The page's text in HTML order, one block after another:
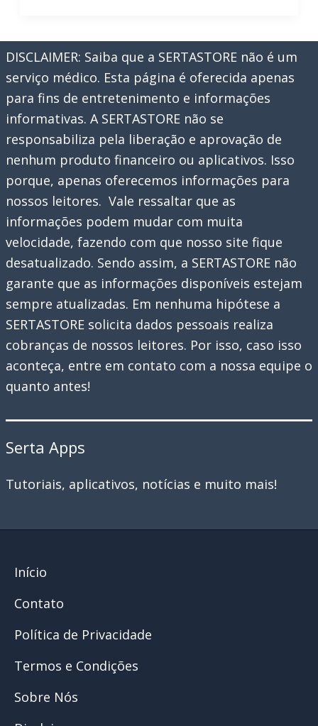
aprenda
a
recuperar
seus
dados
direto
no
celular
DISCLAIMER: Saiba que a SERTASTORE não é um
serviço médico. Esta página é oferecida apenas
para fins de entretenimento e informações
informativas. A SERTASTORE não se
responsabiliza pela liberação e aprovação de
nenhum produto financeiro ou aplicativos. Isso
porque, apenas oferecemos informações para
nossos leitores. Vale ressaltar que as
informações podem mudar com muita
velocidade, fazendo com que nosso site fique
desatualizado. Sendo assim, a SERTASTORE não
garante que as informações disponíveis estejam
sempre atualizadas. Em nenhuma hipótese a
SERTASTORE solicita dados pessoais realiza
cobranças de nossos leitores. Por isso, caso isso
aconteça, entre em contato com a nossa equipe o
quanto antes!
Serta Apps
Tutoriais, aplicativos, notícias e muito mais!
Início
Contato
Política de Privacidade
Termos e Condições
Sobre Nós